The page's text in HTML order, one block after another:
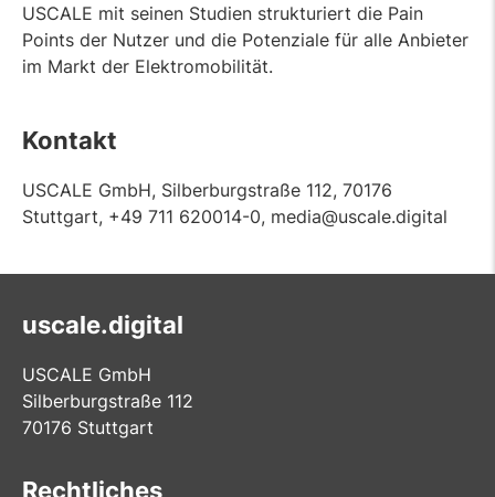
USCALE mit seinen Studien strukturiert die Pain
Points der Nutzer und die Potenziale für alle Anbieter
im Markt der Elektromobilität.
Kontakt
USCALE GmbH, Silberburgstraße 112, 70176
Stuttgart, +49 711 620014-0, media@uscale.digital
uscale.digital
USCALE GmbH
Silberburgstraße 112
70176 Stuttgart
Rechtliches